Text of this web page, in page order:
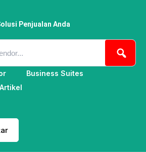
Penjualan Anda
Business Suites
Artikel